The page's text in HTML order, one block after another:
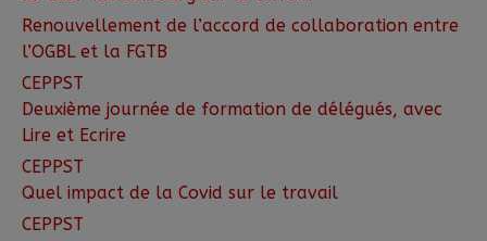
Renouvellement de l’accord de collaboration entre
l’OGBL et la FGTB
CEPPST
Deuxième journée de formation de délégués, avec
Lire et Ecrire
CEPPST
Quel impact de la Covid sur le travail
CEPPST